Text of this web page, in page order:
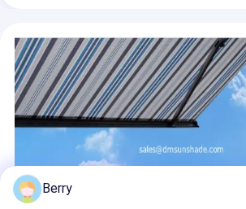
Terenrolblindkits trommel platte stekker
Huis zwembad Zonnevaar buiten
Berry